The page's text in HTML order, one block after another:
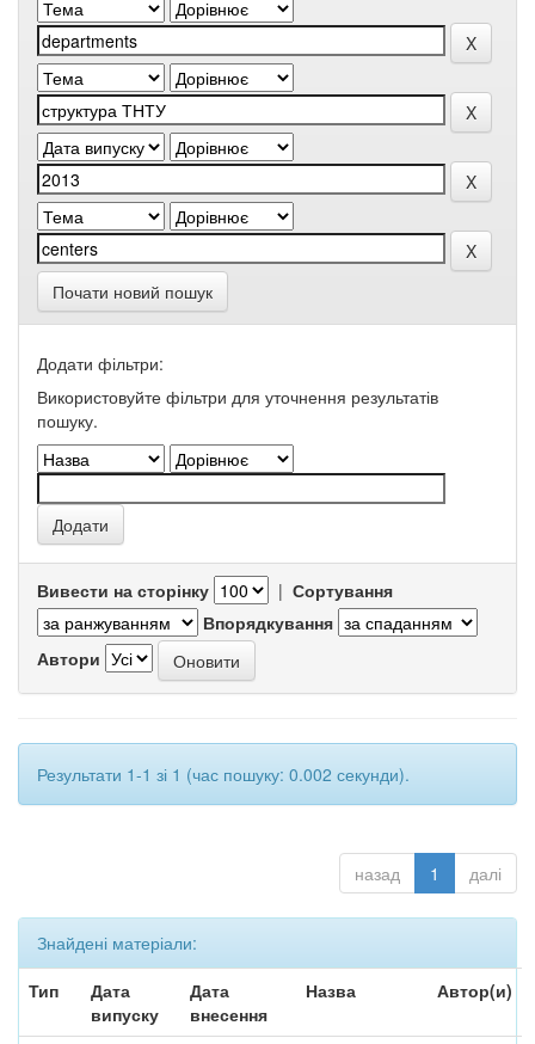
Почати новий пошук
Додати фільтри:
Використовуйте фільтри для уточнення результатів
пошуку.
Вивести на сторінку | Сортування
Впорядкування
Автори
Результати 1-1 зі 1 (час пошуку: 0.002 секунди).
назад 1 далі
Знайдені матеріали:
Тип
Дата
випуску
Дата
внесення
Назва Автор(и)